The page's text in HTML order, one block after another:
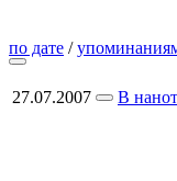
по дате /
27.07.2007 В